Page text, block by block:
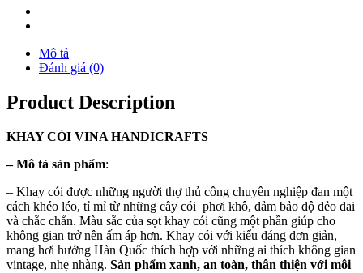
Mô tả
Đánh giá (0)
Product Description
KHAYCÓI VINA HANDICRAFTS
–Mô tả sản phẩm:
– Khay cói được những người thợ thủ công chuyên nghiệp đan một
cách khéo léo, tỉ mỉ từ những cây cói phơi khô, đảm bảo độ dẻo dai
và chắc chắn. Màu sắc của sọt khay cói cũng một phần giúp cho
không gian trở nên ấm áp hơn. Khay cói với kiểu dáng đơn giản,
mang hơi hướng Hàn Quốc thích hợp với những ai thích không gian
vintage, nhẹ nhàng. Sản phẩm xanh, an toàn, thân thiện với môi